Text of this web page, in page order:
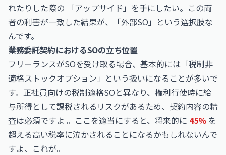
れたりした際の 「アップサイド」を手にしたい。この両
者の利害が一致した結果が、「外部SO」という選択肢な
んです。
業務委託契約におけるSOの立ち位置
フリーランスがSOを受け取る場合、基本的には「税制非
適格ストックオプション」という扱いになることが多いで
す。正社員向けの税制適格SOと異なり、権利行使時に給
与所得として課税されるリスクがあるため、契約内容の精
査は必須ですよ 。ここを適当にすると、将来的に 45% を
超える高い税率に泣かされることになるかもしれないんで
すよ、これが。